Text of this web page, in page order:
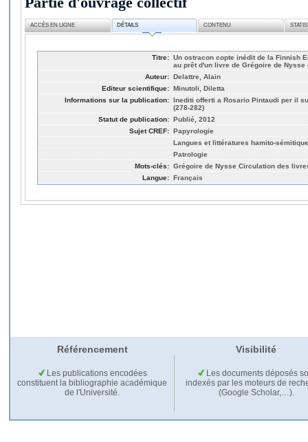
ACCÈS EN LIGNE DÉTAILS CONTENU
Titre: Un ostracon copte inédit de la Finnish
au prêt d'un livre de Grégoire de Nysse
Auteur: Delattre, Alain
Editeur scientifique: Minutoli, Diletta
Informations sur la publication: Inediti offerti a Rosario Pintaudi per il
(278-282)
Statut de publication: Publié, 2012
Sujet CREF: Papyrologie
Langues et littératures hamito-
Patrologie
Mots-clés: Grégoire de Nysse Circulation des
Langue: Français
Référencement Visibilité
Les publications encodées
constituent la bibliographie académique
de l'Université.
Les documents déposés
indexés par les moteurs de
(Google Scholar,…).